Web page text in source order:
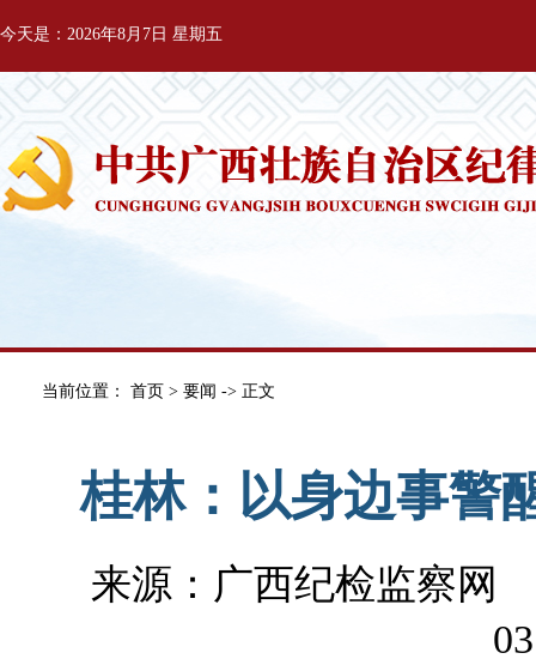
今天是：2026年8月7日 星期五
当前位置： 首页 > 要闻 -> 正文
桂林：以身边事警
来源：广西纪检监察